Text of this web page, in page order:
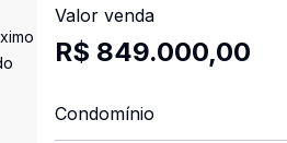
Valor venda
R$ 849.000,00
Condomínio